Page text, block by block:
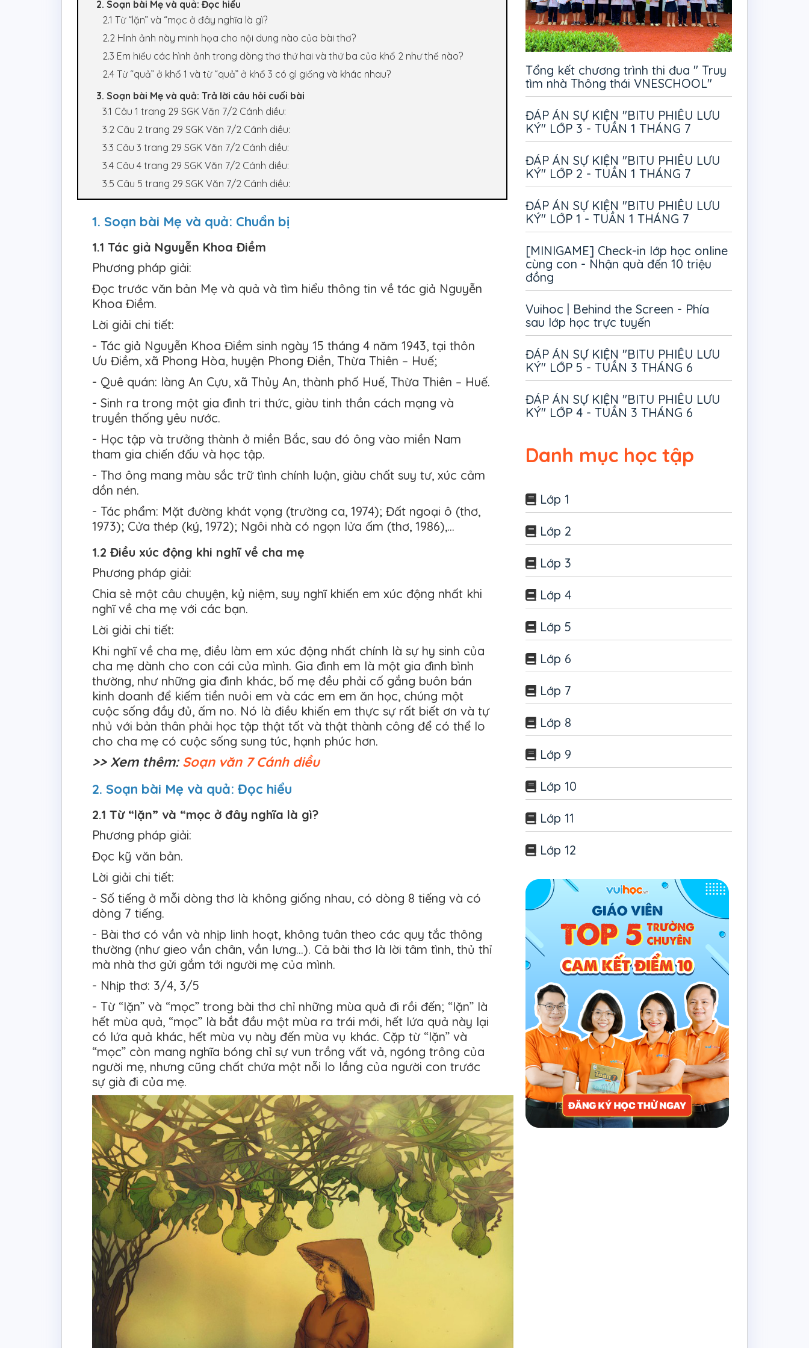
2. Soạn bài Mẹ và quả: Đọc hiểu
2.1 Từ “lặn” và “mọc ở đây nghĩa là gì?
2.2 Hình ảnh này minh họa cho nội dung nào của bài thơ?
2.3 Em hiểu các hình ảnh trong dòng thơ thứ hai và thứ ba của khổ 2 như thế nào?
2.4 Từ “quả” ở khổ 1 và từ “quả” ở khổ 3 có gì giống và khác nhau?
3. Soạn bài Mẹ và quả: Trả lời câu hỏi cuối bài
3.1 Câu 1 trang 29 SGK Văn 7/2 Cánh diều:
3.2 Câu 2 trang 29 SGK Văn 7/2 Cánh diều:
3.3 Câu 3 trang 29 SGK Văn 7/2 Cánh diều:
3.4 Câu 4 trang 29 SGK Văn 7/2 Cánh diều:
3.5 Câu 5 trang 29 SGK Văn 7/2 Cánh diều:
1. Soạn bài Mẹ và quả: Chuẩn bị
1.1 Tác giả Nguyễn Khoa Điềm
Phương pháp giải:
Đọc trước văn bản Mẹ và quả và tìm hiểu thông tin về tác giả Nguyễn
Khoa Điềm.
Lời giải chi tiết:
- Tác giả Nguyễn Khoa Điềm sinh ngày 15 tháng 4 năm 1943, tại thôn
Ưu Điềm, xã Phong Hòa, huyện Phong Điền, Thừa Thiên – Huế;
- Quê quán: làng An Cựu, xã Thủy An, thành phố Huế, Thừa Thiên – Huế.
- Sinh ra trong một gia đình tri thức, giàu tinh thần cách mạng và
truyền thống yêu nước.
- Học tập và trưởng thành ở miền Bắc, sau đó ông vào miền Nam
tham gia chiến đấu và học tập.
- Thơ ông mang màu sắc trữ tình chính luận, giàu chất suy tư, xúc cảm
dồn nén.
- Tác phẩm: Mặt đường khát vọng (trường ca, 1974); Đất ngoại ô (thơ,
1973); Cửa thép (ký, 1972); Ngôi nhà có ngọn lửa ấm (thơ, 1986),…
1.2 Điều xúc động khi nghĩ về cha mẹ
Phương pháp giải:
Chia sẻ một câu chuyện, kỷ niệm, suy nghĩ khiến em xúc động nhất khi
nghĩ về cha mẹ với các bạn.
Lời giải chi tiết:
Khi nghĩ về cha mẹ, điều làm em xúc động nhất chính là sự hy sinh của
cha mẹ dành cho con cái của mình. Gia đình em là một gia đình bình
thường, như những gia đình khác, bố mẹ đều phải cố gắng buôn bán
kinh doanh để kiếm tiền nuôi em và các em em ăn học, chúng một
cuộc sống đầy đủ, ấm no. Nó là điều khiến em thực sự rất biết ơn và tự
nhủ với bản thân phải học tập thật tốt và thật thành công để có thể lo
cho cha mẹ có cuộc sống sung túc, hạnh phúc hơn.
>> Xem thêm: Soạn văn 7 Cánh diều
2. Soạn bài Mẹ và quả: Đọc hiểu
2.1 Từ “lặn” và “mọc ở đây nghĩa là gì?
Phương pháp giải:
Đọc kỹ văn bản.
Lời giải chi tiết:
- Số tiếng ở mỗi dòng thơ là không giống nhau, có dòng 8 tiếng và có
dòng 7 tiếng.
- Bài thơ có vần và nhịp linh hoạt, không tuân theo các quy tắc thông
thường (như gieo vần chân, vần lưng...). Cả bài thơ là lời tâm tình, thủ thỉ
mà nhà thơ gửi gắm tới người mẹ của mình.
- Nhịp thơ: 3/4, 3/5
- Từ “lặn” và “mọc” trong bài thơ chỉ những mùa quả đi rồi đến; “lặn” là
hết mùa quả, “mọc” là bắt đầu một mùa ra trái mới, hết lứa quả này lại
có lứa quả khác, hết mùa vụ này đến mùa vụ khác. Cặp từ “lặn” và
“mọc” còn mang nghĩa bóng chỉ sự vun trồng vất vả, ngóng trông của
người mẹ, nhưng cũng chất chứa một nỗi lo lắng của người con trước
sự già đi của mẹ.
Tổng kết chương trình thi đua " Truy
tìm nhà Thông thái VNESCHOOL"
ĐÁP ÁN SỰ KIỆN "BITU PHIÊU LƯU
KÝ" LỚP 3 - TUẦN 1 THÁNG 7
ĐÁP ÁN SỰ KIỆN "BITU PHIÊU LƯU
KÝ" LỚP 2 - TUẦN 1 THÁNG 7
ĐÁP ÁN SỰ KIỆN "BITU PHIÊU LƯU
KÝ" LỚP 1 - TUẦN 1 THÁNG 7
[MINIGAME] Check-in lớp học online
cùng con - Nhận quà đến 10 triệu
đồng
Vuihoc | Behind the Screen - Phía
sau lớp học trực tuyến
ĐÁP ÁN SỰ KIỆN "BITU PHIÊU LƯU
KÝ" LỚP 5 - TUẦN 3 THÁNG 6
ĐÁP ÁN SỰ KIỆN "BITU PHIÊU LƯU
KÝ" LỚP 4 - TUẦN 3 THÁNG 6
Danh mục học tập
Lớp 1
Lớp 2
Lớp 3
Lớp 4
Lớp 5
Lớp 6
Lớp 7
Lớp 8
Lớp 9
Lớp 10
Lớp 11
Lớp 12